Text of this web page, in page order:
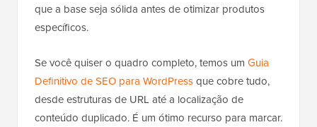
que a base seja sólida antes de otimizar produtos
específicos.
Se você quiser o quadro completo, temos um Guia
Definitivo de SEO para WordPressque cobre tudo,
desde estruturas de URL até a localização de
conteúdo duplicado. É um ótimo recurso para marcar.